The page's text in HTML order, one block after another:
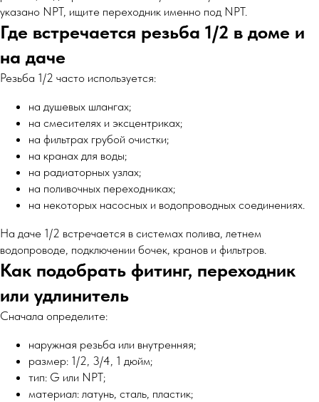
указано NPT, ищите переходник именно под NPT.
Где встречается резьба 1/2 в доме и
на даче
Резьба 1/2 часто используется:
на душевых шлангах;
на смесителях и эксцентриках;
на фильтрах грубой очистки;
на кранах для воды;
на радиаторных узлах;
на поливочных переходниках;
на некоторых насосных и водопроводных соединениях.
На даче 1/2 встречается в системах полива, летнем
водопроводе, подключении бочек, кранов и фильтров.
Как подобрать фитинг, переходник
или удлинитель
Сначала определите:
наружная резьба или внутренняя;
размер: 1/2, 3/4, 1 дюйм;
тип: G или NPT;
материал: латунь, сталь, пластик;